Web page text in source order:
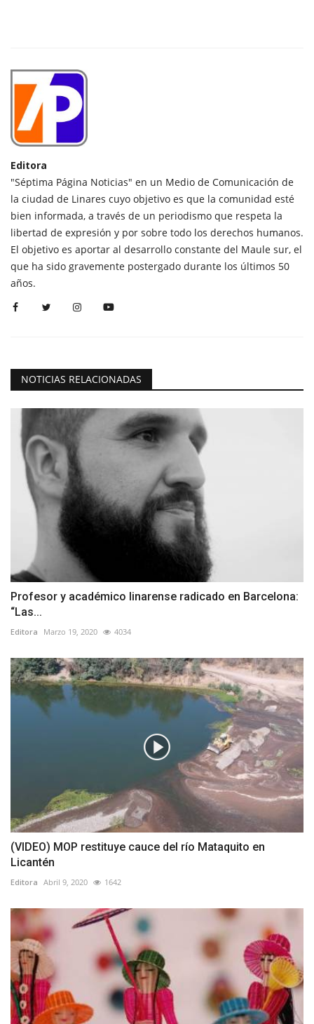
Editora
"Séptima Página Noticias" en un Medio de Comunicación de
la ciudad de Linares cuyo objetivo es que la comunidad esté
bien informada, a través de un periodismo que respeta la
libertad de expresión y por sobre todo los derechos humanos.
El objetivo es aportar al desarrollo constante del Maule sur, el
que ha sido gravemente postergado durante los últimos 50
años.
NOTICIAS RELACIONADAS
Profesor y académico linarense radicado en Barcelona:
“Las...
Editora Marzo 19, 2020 4034
(VIDEO) MOP restituye cauce del río Mataquito en
Licantén
Editora Abril 9, 2020 1642